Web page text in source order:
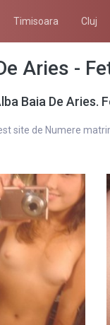
Timisoara Cluj
Aries -
Baia De Aries.
site de Numere